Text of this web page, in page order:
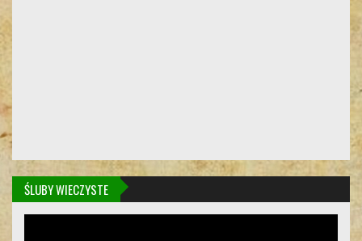
ŚLUBY WIECZYSTE